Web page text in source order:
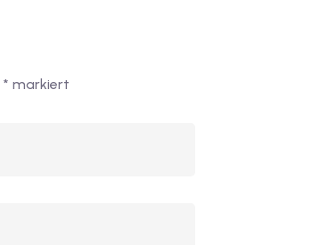
* markiert